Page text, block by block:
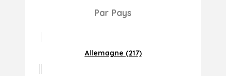
Par Pays
Allemagne (217)